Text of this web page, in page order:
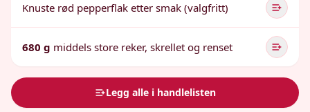
Knuste rød pepperflak etter smak (valgfritt)
680 g middels store reker, skrellet og renset
Legg alle i handlelisten